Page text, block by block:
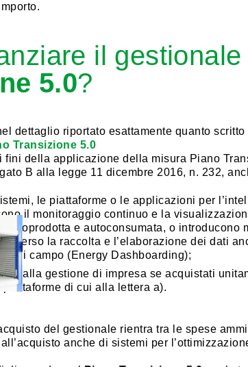
il gestionale
5.0?
dettaglio riportato esattamente quanto scritto
Transizione 5.0
fini della applicazione della misura Piano
B alla legge 11 dicembre 2016, n. 232,
le piattaforme o le applicazioni per
il monitoraggio continuo e la
autoprodotta e autoconsumata, o introducono
la raccolta e l’elaborazione dei dati
di campo (Energy Dashboarding);
alla gestione di impresa se acquistati
di cui alla lettera a).
del gestionale rientra tra le spese
anche di sistemi per